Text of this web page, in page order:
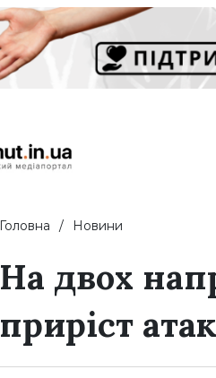
Головна Новини
На двох
приріст